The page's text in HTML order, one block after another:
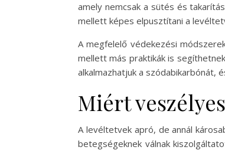
amely nemcsak a sütés és
mellett képes elpusztítani a
A megfelelő védekezési
mellett más praktikák is
alkalmazhatjuk a szódabikarbónát,
Miért
A levéltetvek apró, de annál
betegségeknek válnak